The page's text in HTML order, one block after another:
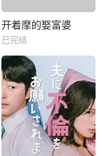
开着摩的娶富婆
已完结